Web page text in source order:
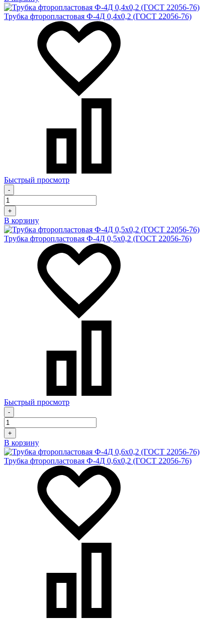
Трубка фторопластовая Ф-4Д 0,4х0,2 (ГОСТ 22056-76)
Быстрый просмотр
-
+
В корзину
Трубка фторопластовая Ф-4Д 0,5х0,2 (ГОСТ 22056-76)
Быстрый просмотр
-
+
В корзину
Трубка фторопластовая Ф-4Д 0,6х0,2 (ГОСТ 22056-76)